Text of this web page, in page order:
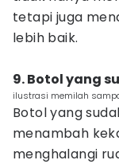
tetapi juga
lebih baik.
9. Botol yang
ilustrasi memilah
Botol yang
menambah
menghalangi